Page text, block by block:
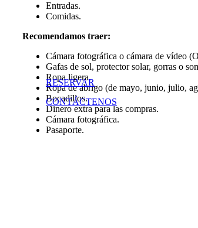
Entradas.
Comidas.
Recomendamos traer:
Cámara fotográfica o cámara de vídeo
Gafas de sol, protector solar, gorras o
Ropa ligera.
Ropa de abrigo (de mayo, junio, julio,
Bocadillos.
Dinero extra para las compras.
Cámara fotográfica.
Pasaporte.
RESERVAR
CONTÁCTENOS